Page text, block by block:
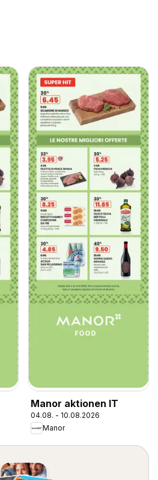
Manor aktionen IT
04.08. - 10.08.2026
Manor